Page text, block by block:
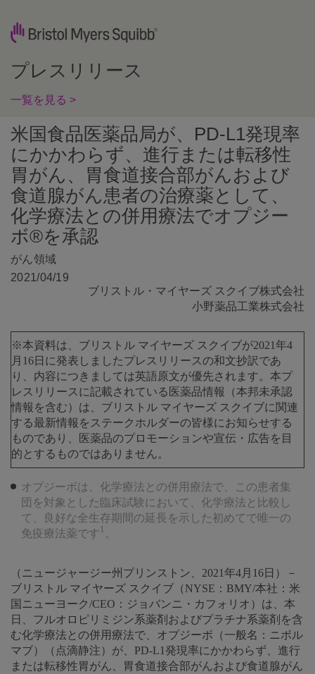
プレスリリース
一覧を見る >
米国食品医薬品局が、PD-L1発現率
にかかわらず、進行または転移性
胃がん、胃食道接合部がんおよび
食道腺がん患者の治療薬として、
化学療法との併用療法でオプジー
ボ®を承認
がん領域
2021/04/19
ブリストル・マイヤーズ スクイブ株式会社
小野薬品工業株式会社
※本資料は、ブリストル マイヤーズ スクイブが2021年4
月16日に発表しましたプレスリリースの和文抄訳であ
り、内容につきましては英語原文が優先されます。本プ
レスリリースに記載されている医薬品情報（本邦未承認
情報を含む）は、ブリストル マイヤーズ スクイブに関連
する最新情報をステークホルダーの皆様にお知らせする
ものであり、医薬品のプロモーションや宣伝・広告を目
的とするものではありません。
オプジーボは、化学療法との併用療法で、この患者集
団を対象とした臨床試験において、化学療法と比較し
て、良好な全生存期間の延長を示した初めてで唯一の
免疫療法薬です 1 。
（ニュージャージー州プリンストン、2021年4月16日）－
ブリストル マイヤーズ スクイブ（NYSE：BMY/本社：米
国ニューヨーク/CEO：ジョバンニ・カフォリオ）は、本
日、フルオロピリミジン系薬剤およびプラチナ系薬剤を含
む化学療法との併用療法で、オプジーボ（一般名：ニボル
マブ）（点滴静注）が、PD-L1発現率にかかわらず、進行
または転移性胃がん、胃食道接合部がんおよび食道腺がん